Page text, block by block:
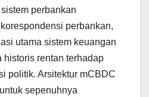
perbankan
perbankan,
utama sistem keuangan
historis rentan terhadap
politik. Arsitektur mCBDC
sepenuhnya